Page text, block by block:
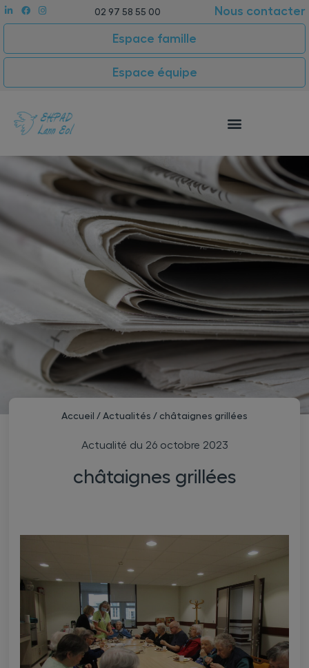
02 97 58 55 00 Nous contacter
Espace famille
Espace équipe
Accueil / Actualités / châtaignes grillées
Actualité du 26 octobre 2023
châtaignes grillées